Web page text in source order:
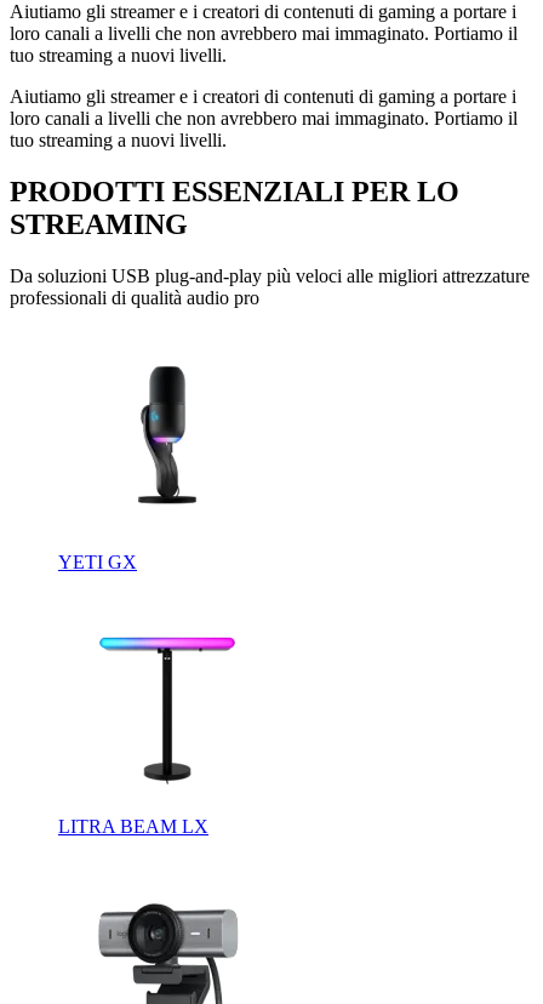
Aiutiamo gli streamer e i creatori di contenuti di gaming a portare i
loro canali a livelli che non avrebbero mai immaginato. Portiamo il
tuo streaming a nuovi livelli.
Aiutiamo gli streamer e i creatori di contenuti di gaming a portare i
loro canali a livelli che non avrebbero mai immaginato. Portiamo il
tuo streaming a nuovi livelli.
PRODOTTI ESSENZIALI PER LO
STREAMING
Da soluzioni USB plug-and-play più veloci alle migliori attrezzature
professionali di qualità audio pro
YETI GX
LITRA BEAM LX